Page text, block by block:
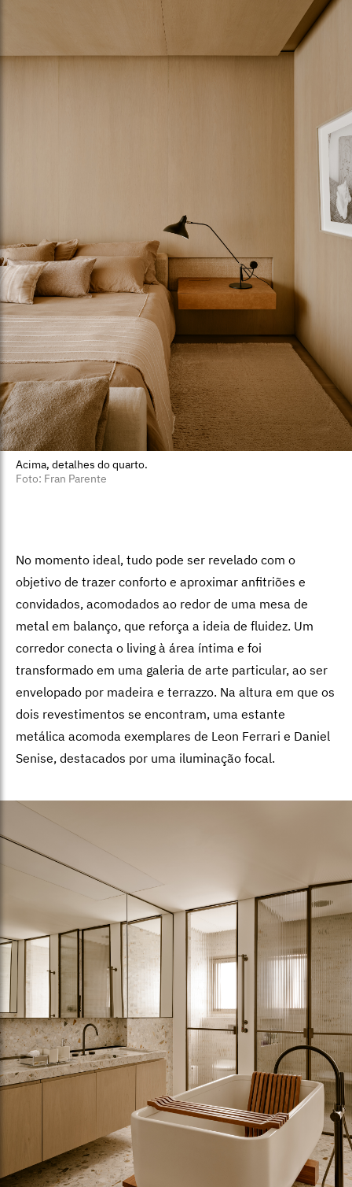
Acima, detalhes do quarto.
Foto: Fran Parente
No momento ideal, tudo pode ser re­velado com o
objetivo de trazer conforto e aproximar anfitriões e
convidados, aco­modados ao redor de uma mesa de
metal em balanço, que reforça a ideia de fluidez. Um
corredor conecta o living à área ínti­ma e foi
transformado em uma galeria de arte particular, ao ser
envelopado por ma­deira e terrazzo. Na altura em que os
dois revestimentos se encontram, uma estante
metálica acomoda exemplares de Leon Ferrari e Daniel
Senise, destacados por uma iluminação focal.